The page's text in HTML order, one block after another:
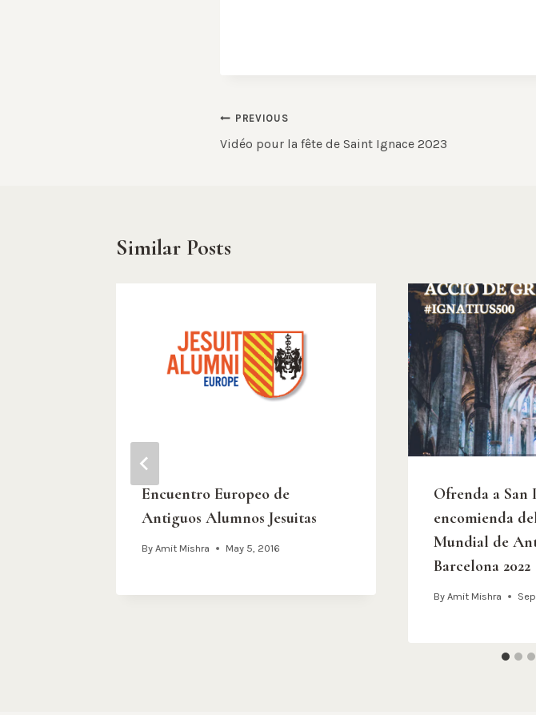
Post
navigation
PREVIOUS
Vidéo pour la fête de Saint Ignace 2023
Similar Posts
Encuentro Europeo de
Antiguos Alumnos Jesuitas
By Amit Mishra May 5, 2016
Ofrenda a San
encomienda
Mundial de
Barcelona 2022
By Amit Mishra